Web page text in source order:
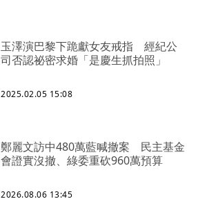
玉澤演巴黎下跪獻女友戒指 經紀公
司否認祕密求婚「是慶生抓拍照」
2025.02.05 15:08
鄭麗文訪中480萬藍喊撤案 民主基金
會證實沒撤、綠委重砍960萬預算
2026.08.06 13:45